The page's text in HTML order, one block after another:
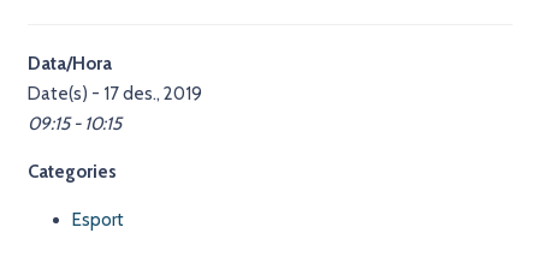
Data/Hora
Date(s) - 17 des., 2019
09:15 - 10:15
Categories
Esport